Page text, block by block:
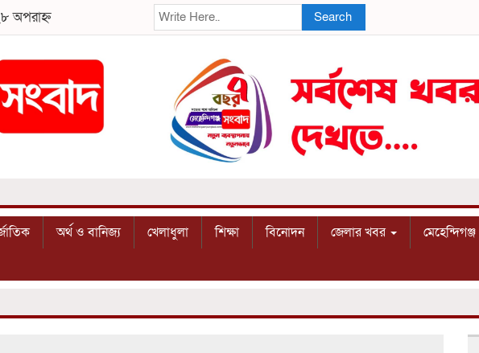
অপরাহ্ন Search
অর্থ ও বানিজ্য খেলাধুলা শিক্ষা বিনোদন জেলার খবর মেহেন্দিগঞ্জ